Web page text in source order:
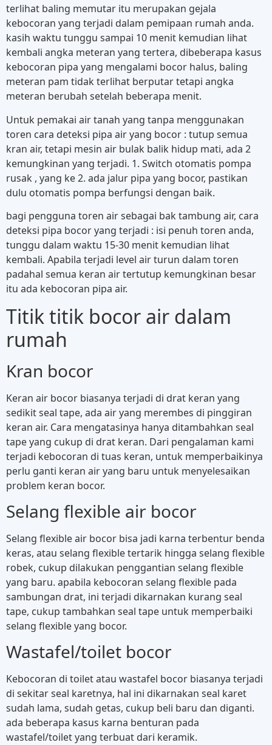
terlihat baling memutar itu merupakan gejala
kebocoran yang terjadi dalam pemipaan rumah anda.
kasih waktu tunggu sampai 10 menit kemudian lihat
kembali angka meteran yang tertera, dibeberapa kasus
kebocoran pipa yang mengalami bocor halus, baling
meteran pam tidak terlihat berputar tetapi angka
meteran berubah setelah beberapa menit.
Untuk pemakai air tanah yang tanpa menggunakan
toren cara deteksi pipa air yang bocor : tutup semua
kran air, tetapi mesin air bulak balik hidup mati, ada 2
kemungkinan yang terjadi. 1. Switch otomatis pompa
rusak , yang ke 2. ada jalur pipa yang bocor, pastikan
dulu otomatis pompa berfungsi dengan baik.
bagi pengguna toren air sebagai bak tambung air, cara
deteksi pipa bocor yang terjadi : isi penuh toren anda,
tunggu dalam waktu 15-30 menit kemudian lihat
kembali. Apabila terjadi level air turun dalam toren
padahal semua keran air tertutup kemungkinan besar
itu ada kebocoran pipa air.
Titik titik bocor air dalam
rumah
Kran bocor
Keran air bocor biasanya terjadi di drat keran yang
sedikit seal tape, ada air yang merembes di pinggiran
keran air. Cara mengatasinya hanya ditambahkan seal
tape yang cukup di drat keran. Dari pengalaman kami
terjadi kebocoran di tuas keran, untuk memperbaikinya
perlu ganti keran air yang baru untuk menyelesaikan
problem keran bocor.
Selang flexible air bocor
Selang flexible air bocor bisa jadi karna terbentur benda
keras, atau selang flexible tertarik hingga selang flexible
robek, cukup dilakukan penggantian selang flexible
yang baru. apabila kebocoran selang flexible pada
sambungan drat, ini terjadi dikarnakan kurang seal
tape, cukup tambahkan seal tape untuk memperbaiki
selang flexible yang bocor.
Wastafel/toilet bocor
Kebocoran di toilet atau wastafel bocor biasanya terjadi
di sekitar seal karetnya, hal ini dikarnakan seal karet
sudah lama, sudah getas, cukup beli baru dan diganti.
ada beberapa kasus karna benturan pada
wastafel/toilet yang terbuat dari keramik.